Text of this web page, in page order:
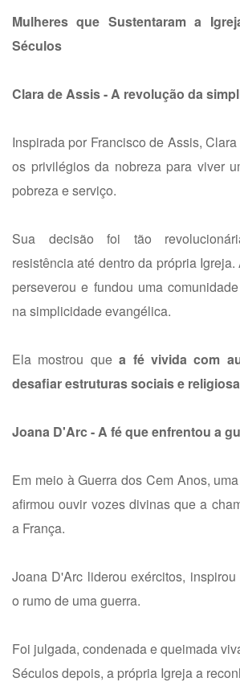
Mulheres que Sustentaram a
Séculos
Clara de Assis - A revolução da
Inspirada por Francisco de Assis,
os privilégios da nobreza para viver
pobreza e serviço.
Sua decisão foi tão
resistência até dentro da própria
perseverou e fundou uma
na simplicidade evangélica.
Ela mostrou quea fé vivida com
desafiar estruturas sociais e
Joana D'Arc - A fé que enfrentou a
Em meio à Guerra dos Cem Anos,
afirmou ouvir vozes divinas que a
a França.
Joana D'Arc liderou exércitos,
o rumo de uma guerra.
Foi julgada, condenada e queimada
Séculos depois, a própria Igreja a